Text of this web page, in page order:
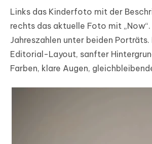
Links das Kinderfoto mit der
rechts das aktuelle Foto mit
Jahreszahlen unter beiden Porträts.
Editorial-Layout, sanfter
Farben, klare Augen,